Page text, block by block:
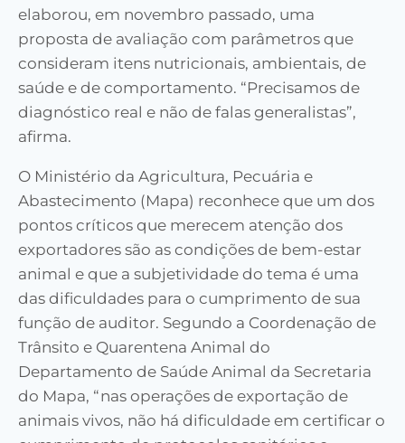
elaborou, em novembro passado, uma
proposta de avaliação com parâmetros que
consideram itens nutricionais, ambientais, de
saúde e de comportamento. “Precisamos de
diagnóstico real e não de falas generalistas”,
afirma.
O Ministério da Agricultura, Pecuária e
Abastecimento (Mapa) reconhece que um dos
pontos críticos que merecem atenção dos
exportadores são as condições de bem-estar
animal e que a subjetividade do tema é uma
das dificuldades para o cumprimento de sua
função de auditor. Segundo a Coordenação de
Trânsito e Quarentena Animal do
Departamento de Saúde Animal da Secretaria
do Mapa, “nas operações de exportação de
animais vivos, não há dificuldade em certificar o